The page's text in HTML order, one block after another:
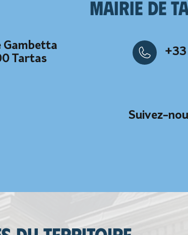
Mairie de
Gambetta
Tartas
Suivez-